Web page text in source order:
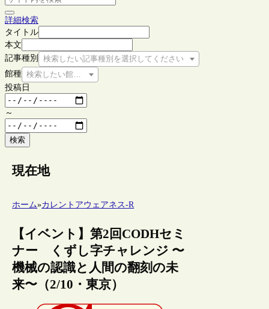
詳細検索
タイトル
本文
記事種別
検索したい記事種別を選択してください
館種 検索したい館種を選択してください
投稿日
～
検索
現在地
ホーム»カレントアウェアネス-R
【イベント】第2回CODHセミ
ナー くずし字チャレンジ 〜
機械の認識と人間の翻刻の未
来〜（2/10・東京）